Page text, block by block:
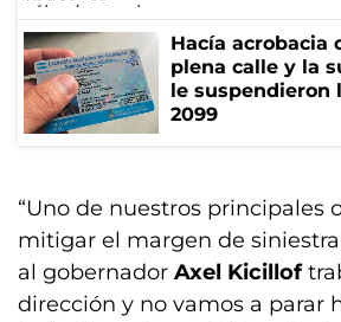
Hacía acrobacia
plena calle y la
le suspendieron
2099
“Uno de nuestros principales
mitigar el margen de
al gobernador Axel Kicillof
dirección y no vamos a parar